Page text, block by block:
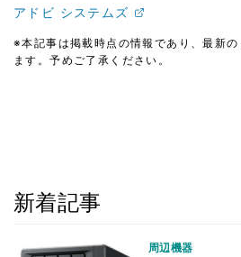
アドビ システムズ
※本記事は掲載時点の情報であり、最新
ます。予めご了承ください。
新着記事
周辺機器